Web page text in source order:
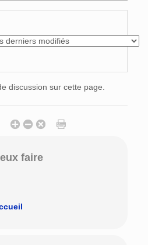
discussion sur cette page.
faire